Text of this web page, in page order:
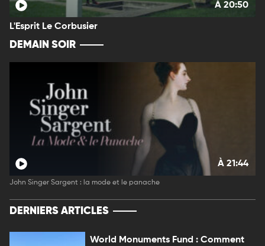
À 20:50
L'Esprit Le Corbusier
DEMAIN SOIR
À 21:44
John Singer Sargent : la mode et le panache
DERNIERS ARTICLES
World Monuments Fund : Comment